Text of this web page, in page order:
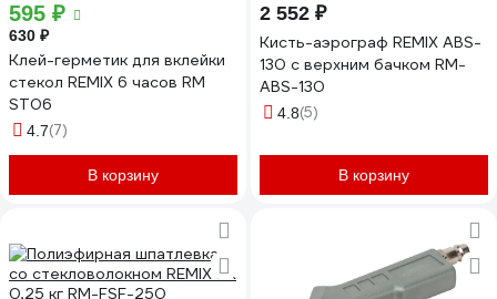
595 ₽
630 ₽
Клей-герметик для вклейки
стекол REMIX 6 часов RM
ST06
4.7(7)
В корзину
2 552 ₽
Кисть-аэрограф REMIX ABS-
130 с верхним бачком RM-
ABS-130
4.8(5)
В корзину